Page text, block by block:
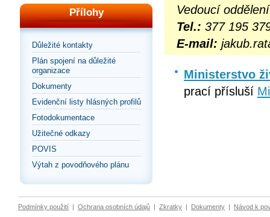
Přílohy
Důležité kontakty
Plán spojení na důležité
organizace
Dokumenty
Evidenční listy hlásných profilů
Fotodokumentace
Užitečné odkazy
POVIS
Výtah z povodňového plánu
Vedoucí
Tel.: 377 195
E-mail:
Ministerstvo
prací přísluší
Podmínky použití | Ochrana osobních údajů | Zkratky | Dokumenty | Návod k